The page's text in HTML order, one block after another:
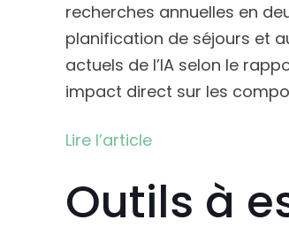
recherches annuelles en
planification de séjours et
actuels de l’IA selon le
impact direct sur les
Lire l’article
Outils à